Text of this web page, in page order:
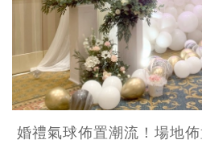
婚禮氣球佈置潮流！場地